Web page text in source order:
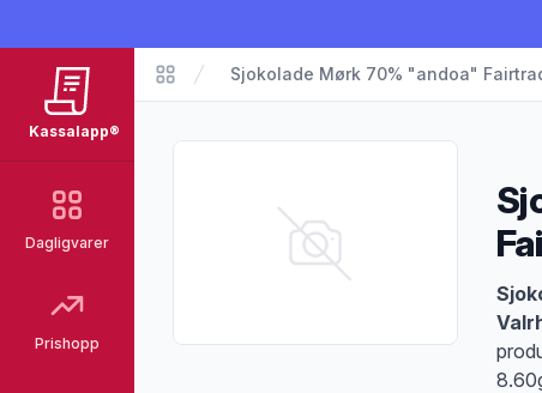
Kassalapp®
Dagligvarer
Prishopp
Matvarer
Sjokolade Mørk 70% "andoa"